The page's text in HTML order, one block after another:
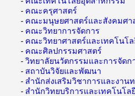
- คณะครุศาสตร์
- คณะมนุษยศาสตร์และสังคมศา
- คณะวิทยาการจัดการ
- คณะวิทยาศาสตร์และเทคโนโล
- คณะศิลปกรรมศาสตร์
- วิทยาลัยนวัตกรรมและการจัดก
- สถาบันวิจัยและพัฒนา
- สำนักส่งเสริมวิชาการและงาน
- สำนักวิทยบริการและเทคโนโล